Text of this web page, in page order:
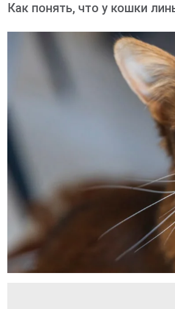
Как понять, что у кошки